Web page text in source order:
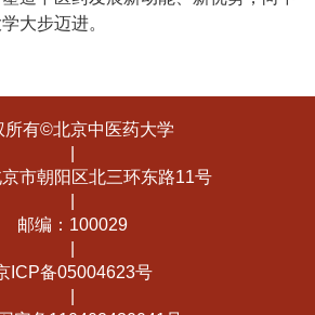
大步迈进。
所有©北京中医药大学
市朝阳区北三环东路11号
邮编：100029
ICP备05004623号